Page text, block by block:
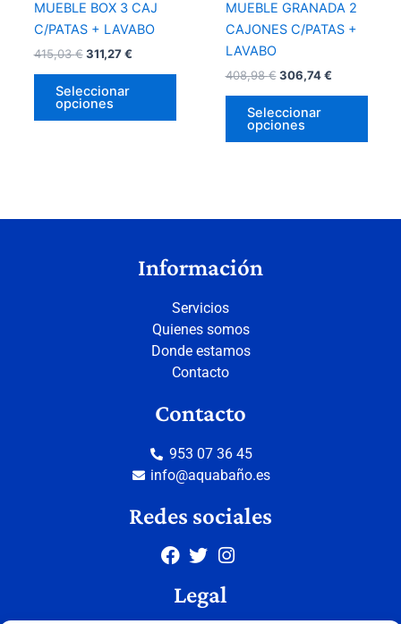
MUEBLE BOX 3 CAJ
C/PATAS + LAVABO
415,03€ 311,27€
Seleccionar
opciones
MUEBLE GRANADA 2
CAJONES C/PATAS +
LAVABO
408,98€ 306,74€
Seleccionar
opciones
Información
Servicios
Quienes somos
Donde estamos
Contacto
Contacto
953 07 36 45
info@aquabaño.es
Redes sociales
Legal